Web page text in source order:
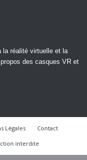
la réalité virtuelle et la
des casques VR et
Légales
Contact
interdite